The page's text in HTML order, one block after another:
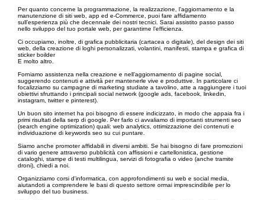
Per quanto concerne la programmazione, la realizzazione, l’aggiornamento e la
manutenzione di siti web, app ed e-Commerce, puoi fare affidamento
sull’esperienza più che decennale dei nostri tecnici. Sarai assistito passo passo
nello sviluppo del tuo portale web, per garantirne l’efficienza.
Ci occupiamo, inoltre, di grafica pubblicitaria (cartacea o digitale), del design dei siti
web, della creazione di loghi personalizzati, volantini, manifesti, stampa e grafica di
sticker boilder
E molto altro.
Forniamo assistenza nella creazione e nell’aggiornamento di pagine social,
suggerendo contenuti e attività per mantenerle vive e produttive. In particolare ci
focalizziamo su campagne di marketing studiate a tavolino, atte a raggiungere i tuoi
obiettivi sfruttando i principali social network (google ads, facebook, linkedin,
instagram, twitter e pinterest).
Un buon sito internet ha poi bisogno di essere indicizzato, in modo che appaia fra i
primi risultati della serp di google. Per farlo ci avvaliamo di importanti strumenti seo
(search engine optimization) quali: web analytics, ottimizzazione dei contenuti e
individuazione di keywords seo su cui puntare.
Siamo anche promoter affidabili in diversi ambiti. Se hai bisogno di fare promozioni
di vario genere attraverso pubblicità con affissioni e cartellonistica, gestione
cataloghi, stampe di testi multilingua, servizi di fotografia o video (anche tramite
droni), chiedi a noi.
Organizziamo corsi d'informatica, con approfondimenti su web e social media,
aiutandoti a comprendere le basi di questo settore ormai imprescindibile per lo
sviluppo del tuo business.